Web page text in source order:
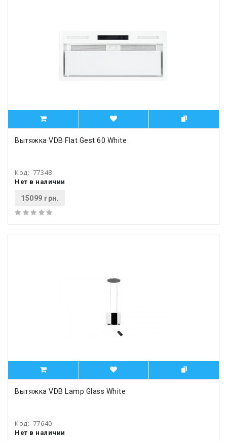
Вытяжка VDB Flat Gest 60 White
Код: 77348
Нет в наличии
15099 грн.
Вытяжка VDB Lamp Glass White
Код: 77640
Нет в наличии